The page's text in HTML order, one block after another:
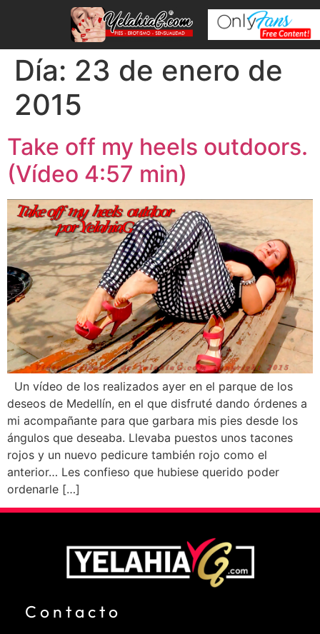
Día: 23 de enero de
2015
Take off my heels outdoors.
(Vídeo 4:57 min)
Un vídeo de los realizados ayer en el parque de los
deseos de Medellín, en el que disfruté dando órdenes a
mi acompañante para que garbara mis pies desde los
ángulos que deseaba. Llevaba puestos unos tacones
rojos y un nuevo pedicure también rojo como el
anterior… Les confieso que hubiese querido poder
ordenarle […]
Contacto